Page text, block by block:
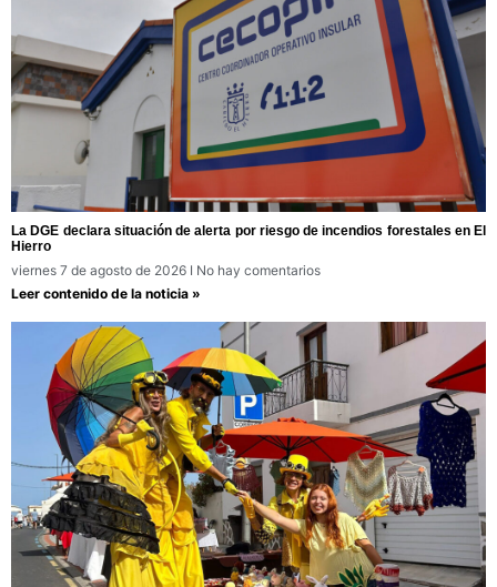
La DGE declara situación de alerta por riesgo de incendios forestales en El
Hierro
viernes 7 de agosto de 2026
No hay comentarios
Leer contenido de la noticia »